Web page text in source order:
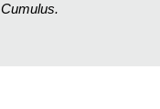
Cumulus.